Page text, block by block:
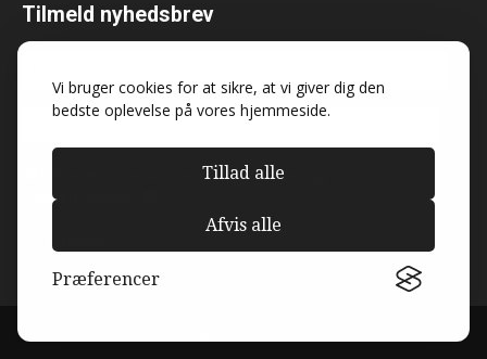
Vi bruger cookies for at sikre, at vi giver dig den
bedste oplevelse på vores hjemmeside.
Tillad alle
Afvis alle
Præferencer
Tilmeld nyhedsbrev
Må Kjerteminde Avis sende dig nyheder og
markedsføring?